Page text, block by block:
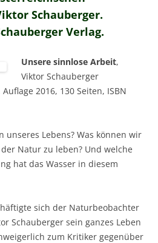
Schauberger.
Verlag.
Unsere sinnlose Arbeit,
Viktor Schauberger
2016, 130 Seiten, ISBN
unseres Lebens? Was können wir
Natur zu leben? Und welche
hat das Wasser in diesem
sich der Naturbeobachter
Schauberger sein ganzes Leben
zum Kritiker gegenüber